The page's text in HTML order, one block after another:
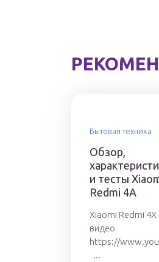
Бытовая техника
Обзор,
и тесты
Redmi 4A
Xiaomi Redmi 4X
видео
https://
...